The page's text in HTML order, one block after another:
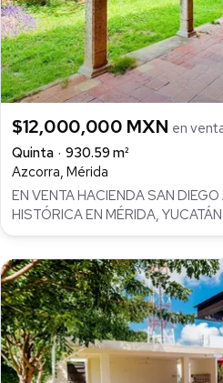
$12,000,000 MXN en
Quinta
930.59 m²
Azcorra, Mérida
EN VENTA HACIENDA SAN
HISTÓRICA EN MÉRIDA, YUCATÁN